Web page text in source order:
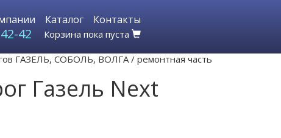
Каталог Контакты
42 Корзина пока пуста
ГАЗЕЛЬ, СОБОЛЬ, ВОЛГА/ ремонтная часть
Газель Next